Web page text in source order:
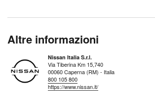
Altre informazioni
Nissan Italia S.r.l.
Via Tiberina Km 15,740
00060 Caperna (RM) - Italia
800 105 800
https://www.nissan.it/